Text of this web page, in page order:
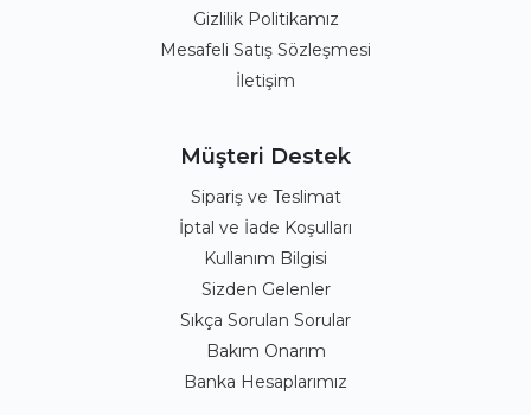
Gizlilik Politikamız
Mesafeli Satış Sözleşmesi
İletişim
Müşteri Destek
Sipariş ve Teslimat
İptal ve İade Koşulları
Kullanım Bilgisi
Sizden Gelenler
Sıkça Sorulan Sorular
Bakım Onarım
Banka Hesaplarımız